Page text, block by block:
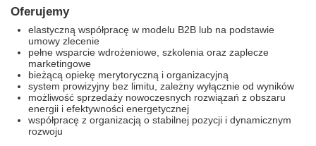
Oferujemy
elastyczną współpracę w modelu B2B lub na podstawie
umowy zlecenie
pełne wsparcie wdrożeniowe, szkolenia oraz zaplecze
marketingowe
bieżącą opiekę merytoryczną i organizacyjną
system prowizyjny bez limitu, zależny wyłącznie od wyników
możliwość sprzedaży nowoczesnych rozwiązań z obszaru
energii i efektywności energetycznej
współpracę z organizacją o stabilnej pozycji i dynamicznym
rozwoju